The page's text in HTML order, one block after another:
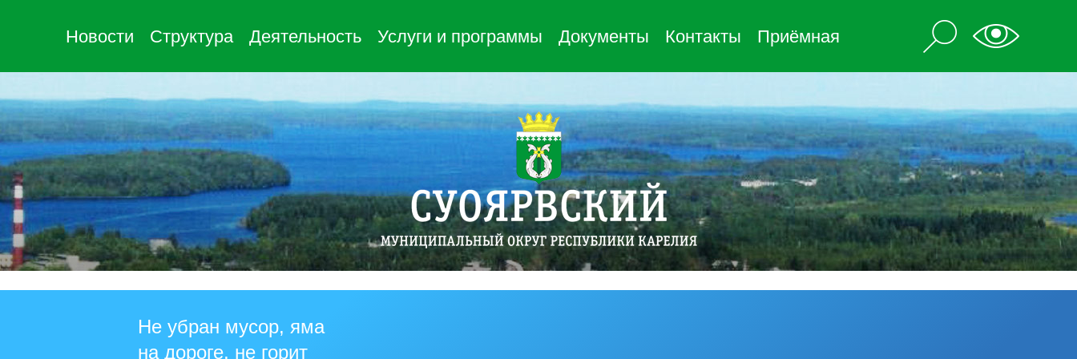
Новости Структура Деятельность Услуги и программы Документы Контакты Приёмная
Не убран мусор, яма
на дороге, не горит